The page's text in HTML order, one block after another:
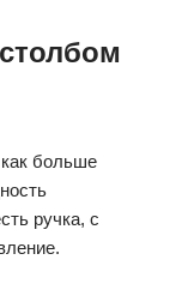
больше
ручка, с